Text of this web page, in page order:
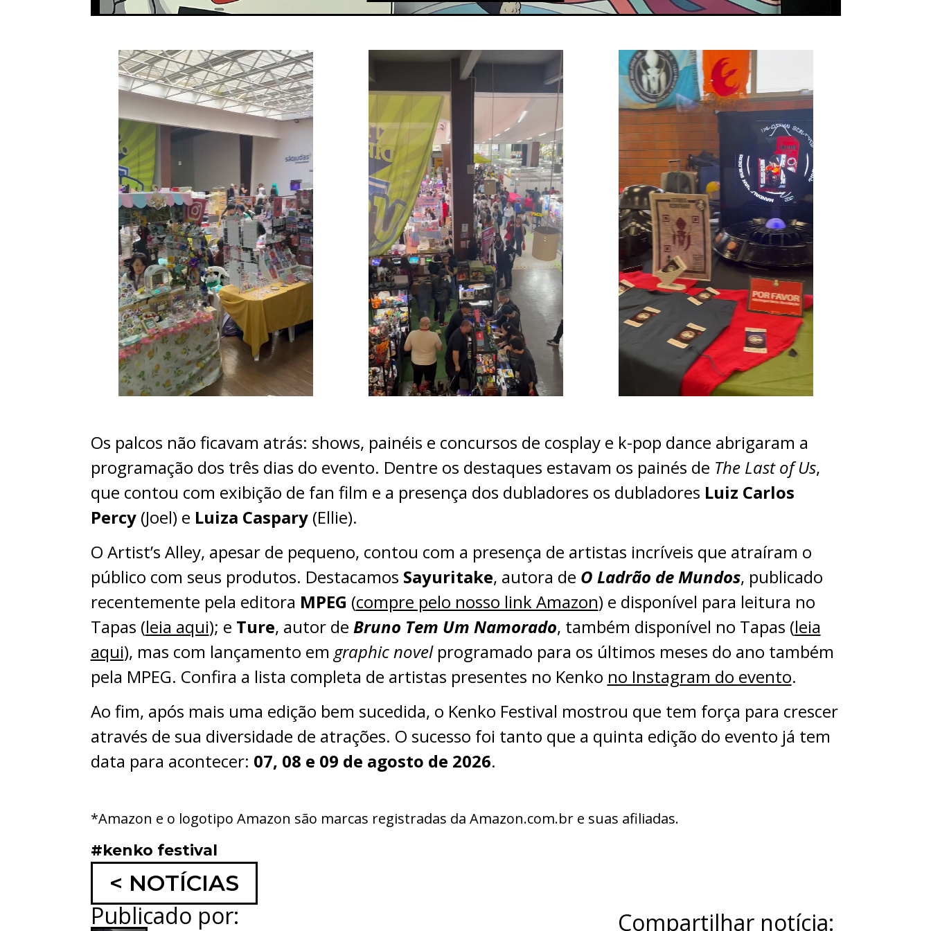
Os palcos não ficavam atrás: shows, painéis e concursos de cosplay e k-pop dance abrigaram a
programação dos três dias do evento. Dentre os destaques estavam os painés de The Last of Us,
que contou com exibição de fan film e a presença dos dubladores os dubladores Luiz Carlos
Percy(Joel) e Luiza Caspary(Ellie).
O Artist’s Alley, apesar de pequeno, contou com a presença de artistas incríveis que atraíram o
público com seus produtos. Destacamos Sayuritake, autora de O Ladrão de Mundos, publicado
recentemente pela editora MPEG (compre pelo nosso link Amazon) e disponível para leitura no
Tapas (leia aqui); e Ture, autor de Bruno Tem Um Namorado, também disponível no Tapas (leia
aqui), mas com lançamento em graphic novelprogramado para os últimos meses do ano também
pela MPEG. Confira a lista completa de artistas presentes no Kenko no Instagram do evento.
Ao fim, após mais uma edição bem sucedida, o Kenko Festival mostrou que tem força para crescer
através de sua diversidade de atrações. O sucesso foi tanto que a quinta edição do evento já tem
data para acontecer: 07, 08 e 09 de agosto de 2026.
*Amazon e o logotipo Amazon são marcas registradas da Amazon.com.br e suas afiliadas.
#kenko festival
< NOTÍCIAS
Publicado por: Compartilhar notícia: